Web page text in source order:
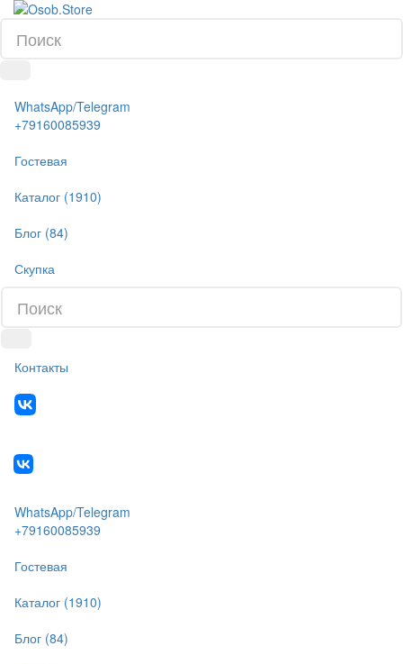
WhatsApp/Telegram
+79160085939
Гостевая
Каталог (1910)
Блог (84)
Скупка
Контакты
WhatsApp/Telegram
+79160085939
Гостевая
Каталог (1910)
Блог (84)